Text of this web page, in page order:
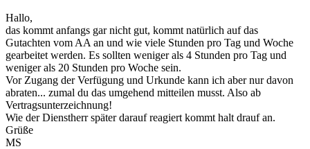
Hallo,
das kommt anfangs gar nicht gut, kommt natürlich auf das
Gutachten vom AA an und wie viele Stunden pro Tag und Woche
gearbeitet werden. Es sollten weniger als 4 Stunden pro Tag und
weniger als 20 Stunden pro Woche sein.
Vor Zugang der Verfügung und Urkunde kann ich aber nur davon
abraten... zumal du das umgehend mitteilen musst. Also ab
Vertragsunterzeichnung!
Wie der Dienstherr später darauf reagiert kommt halt drauf an.
Grüße
MS